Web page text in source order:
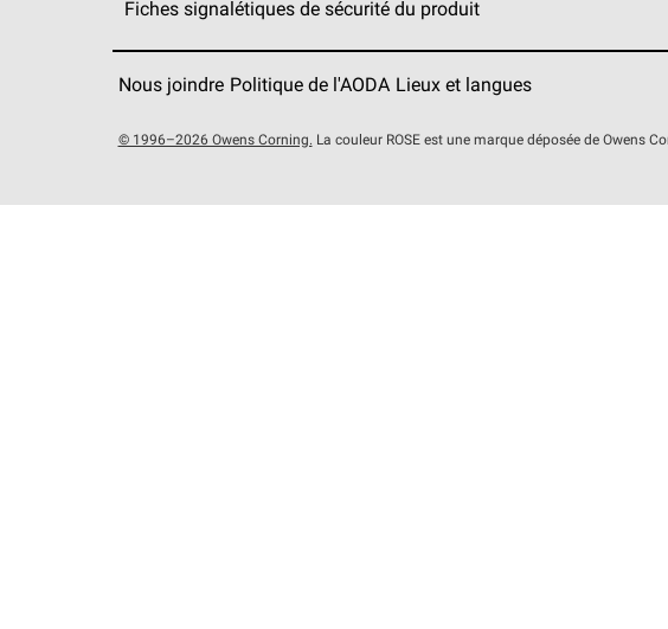
Fiches signalétiques de sécurité du produit
Nous joindre Politique de l'AODA Lieux et langues
© 1996–2026 Owens Corning. La couleur ROSE est une marque déposée de Owens